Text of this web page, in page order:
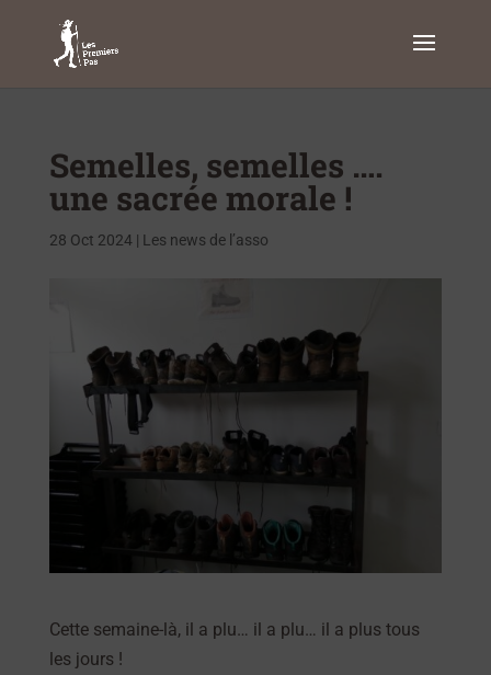
Semelles, semelles ….
une sacrée morale !
28 Oct 2024| Les news de l’asso
Cette semaine-là, il a plu… il a plu… il a plus tous
les jours !